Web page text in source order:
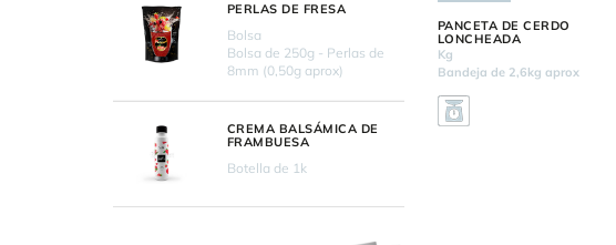
PERLAS DE FRESA
Bolsa
Bolsa de 250g - Perlas de
8mm (0,50g aprox)
CREMA BALSÁMICA DE
FRAMBUESA
Botella de 1k
PANCETA DE CERDO
LONCHEADA
Kg
Bandeja de 2,6kg aprox